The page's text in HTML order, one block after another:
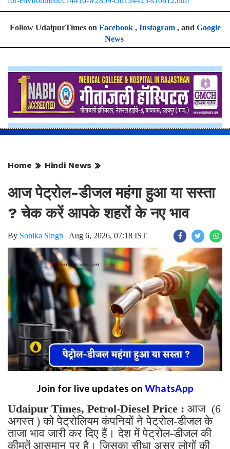
Follow UdaipurTimes on Facebook, Instagram, and Google
News
Home Hindi News
आज पेट्रोल-डीजल महंगा हुआ या सस्ता
? चेक करें आपके शहरों के नए भाव
By Sonika Singh | Aug 6, 2026, 07:18 IST
Join for live updates on WhatsApp
Udaipur Times, Petrol-Diesel Price : आज (6
अगस्त ) को पेट्रोलियम कंपनियों ने पेट्रोल-डीजल के
ताजा भाव जारी कर दिए हैं। देश में पेट्रोल-डीजल की
कीमतें आसमान पर है। जिसका सीधा असर लोगों की